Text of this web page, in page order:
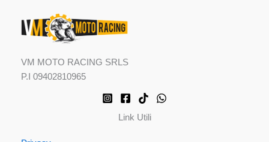
VM MOTO RACING SRLS
P.I 09402810965
Link Utili